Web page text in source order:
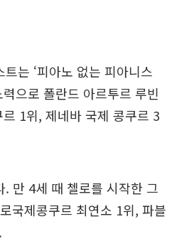
는 ‘피아노 없는 피아니스
으로 폴란드 아르투르 루빈
1위, 제네바 국제 콩쿠르 3
만 4세 때 첼로를 시작한 그
국제콩쿠르 최연소 1위, 파블